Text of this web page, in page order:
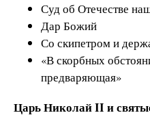
Суд об Отечестве
Дар Божий
Со скипетром и
«В скорбных
предваряющая»
Царь Николай II и